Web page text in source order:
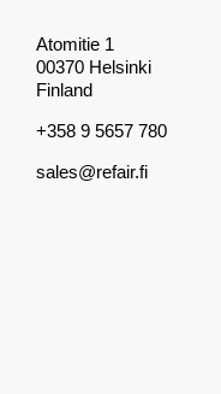
Atomitie 1
00370 Helsinki
Finland
+358 9 5657 780
sales@refair.fi